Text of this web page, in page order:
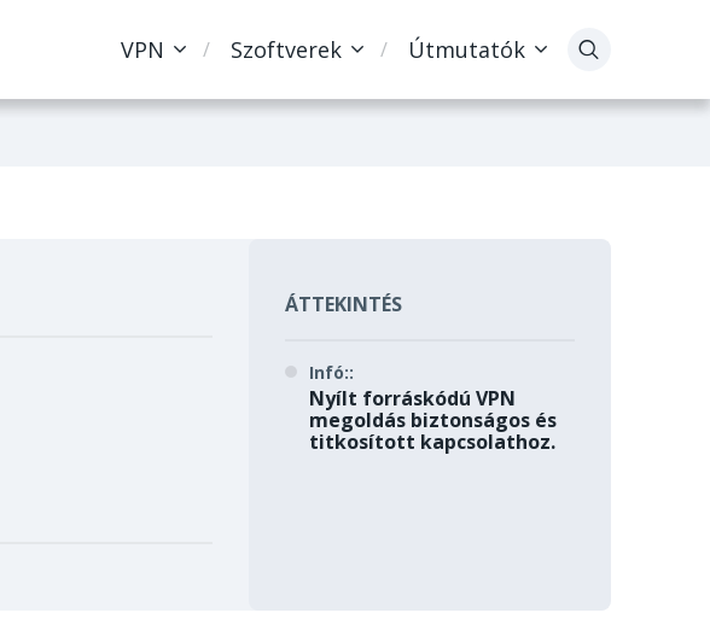
VPN Szoftverek Útmutatók
ÁTTEKINTÉS
Infó::
Nyílt forráskódú VPN
megoldás biztonságos és
titkosított kapcsolathoz.